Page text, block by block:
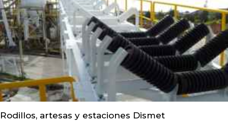
Rodillos, artesas y estaciones Dismet